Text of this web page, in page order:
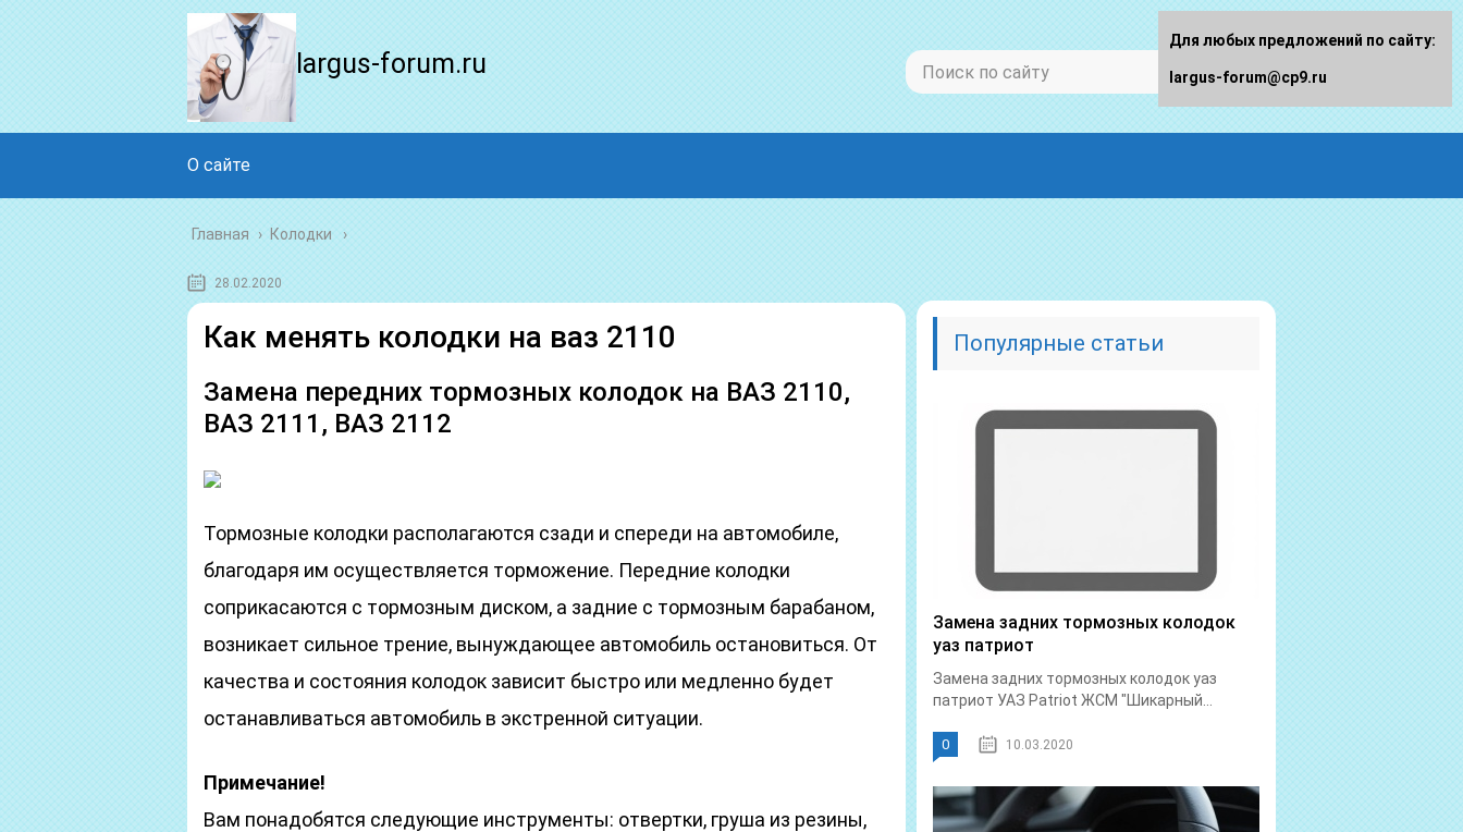
largus-forum.ru
О сайте
Главная › Колодки
28.02.2020
Как менять колодки на ваз 2110
Замена передних тормозных колодок на ВАЗ 2110,
ВАЗ 2111, ВАЗ 2112
Тормозные колодки располагаются сзади и спереди на автомобиле,
благодаря им осуществляется торможение. Передние колодки
соприкасаются с тормозным диском, а задние с тормозным барабаном,
возникает сильное трение, вынуждающее автомобиль остановиться. От
качества и состояния колодок зависит быстро или медленно будет
останавливаться автомобиль в экстренной ситуации.
Примечание!
Вам понадобятся следующие инструменты: отвертки, груша из резины,
Популярные статьи
Замена задних тормозных колодок
уаз патриот
Замена задних тормозных колодок уаз
патриот УАЗ Patriot ЖСМ "Шикарный...
0 10.03.2020
Для любых предложений по сайту:
largus-forum@cp9.ru